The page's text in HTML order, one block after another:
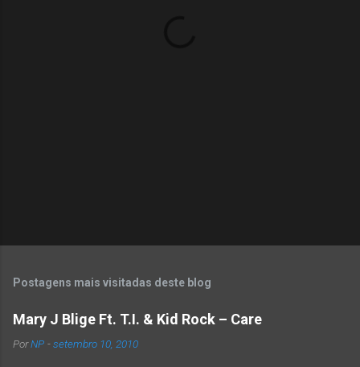
Postagens mais visitadas deste blog
Mary J Blige Ft. T.I. & Kid Rock – Care
PorNP -setembro 10, 2010